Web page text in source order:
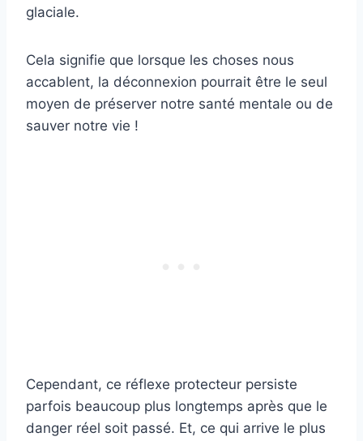
glaciale.
Cela signifie que lorsque les choses nous
accablent, la déconnexion pourrait être le seul
moyen de préserver notre santé mentale ou de
sauver notre vie !
Cependant, ce réflexe protecteur persiste
parfois beaucoup plus longtemps après que le
danger réel soit passé. Et, ce qui arrive le plus